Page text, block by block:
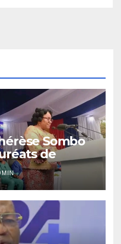
Sombo
de
leurs
service de